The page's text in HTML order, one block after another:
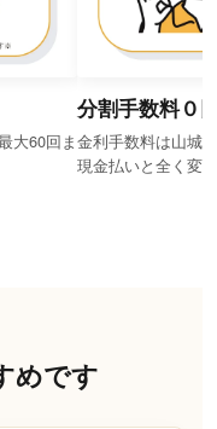
大60回ま
分割手数料０
金利手数料は山城
現金払いと全く変
めです